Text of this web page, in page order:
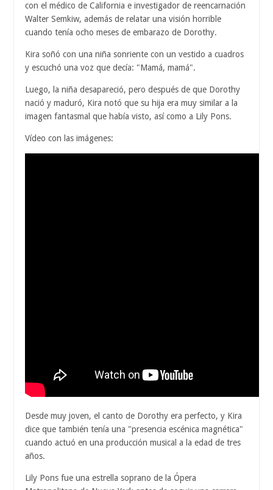
con el médico de California e investigador de reencarnación
Walter Semkiw, además de relatar una visión horrible
cuando tenía ocho meses de embarazo de Dorothy.
Kira soñó con una niña sonriente con un vestido a cuadros
y escuchó una voz que decía: "Mamá, mamá".
Luego, la niña desapareció, pero después de que Dorothy
nació y maduró, Kira notó que su hija era muy similar a la
imagen fantasmal que había visto, así como a Lily Pons.
Vídeo con las imágenes:
Desde muy joven, el canto de Dorothy era perfecto, y Kira
dice que también tenía una "presencia escénica magnética"
cuando actuó en una producción musical a la edad de tres
años.
Lily Pons fue una estrella soprano de la Ópera